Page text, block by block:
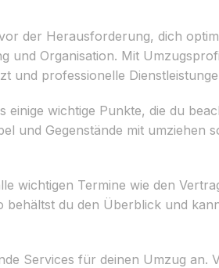
der Herausforderung, dich
Organisation. Mit
und professionelle
wichtige Punkte, die du
und Gegenstände mit umziehen
wichtigen Termine wie den
du den Überblick und
Services für deinen Umzug an.